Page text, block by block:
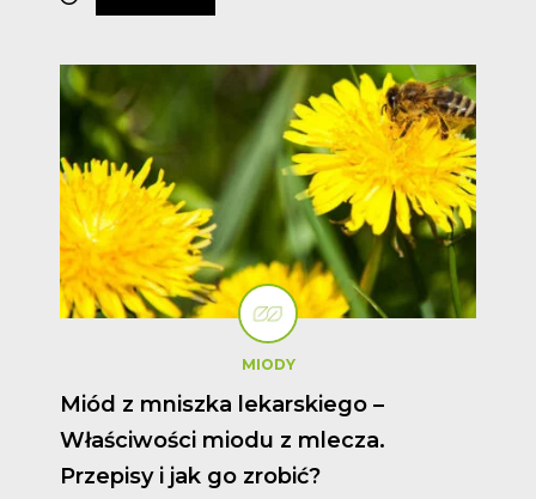
MIODY
Miód z mniszka lekarskiego –
Właściwości miodu z mlecza.
Przepisy i jak go zrobić?